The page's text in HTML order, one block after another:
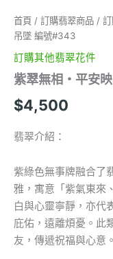
首頁 / 訂購翡翠商品 /
吊墜 編號#343
訂購其他翡翠花件
紫翠無相・平安
$4,500
翡翠介紹：
紫綠色無事牌融合了
雅，寓意「紫氣東來
白與心靈寧靜，亦代
庇佑，遠離煩憂。此
友，傳遞祝福與心意。
#343
數
量